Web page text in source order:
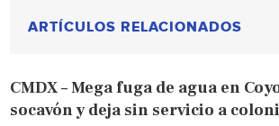
ARTÍCULOS RELACIONADOS
CMDX – Mega fuga de agua en
socavón y deja sin servicio a